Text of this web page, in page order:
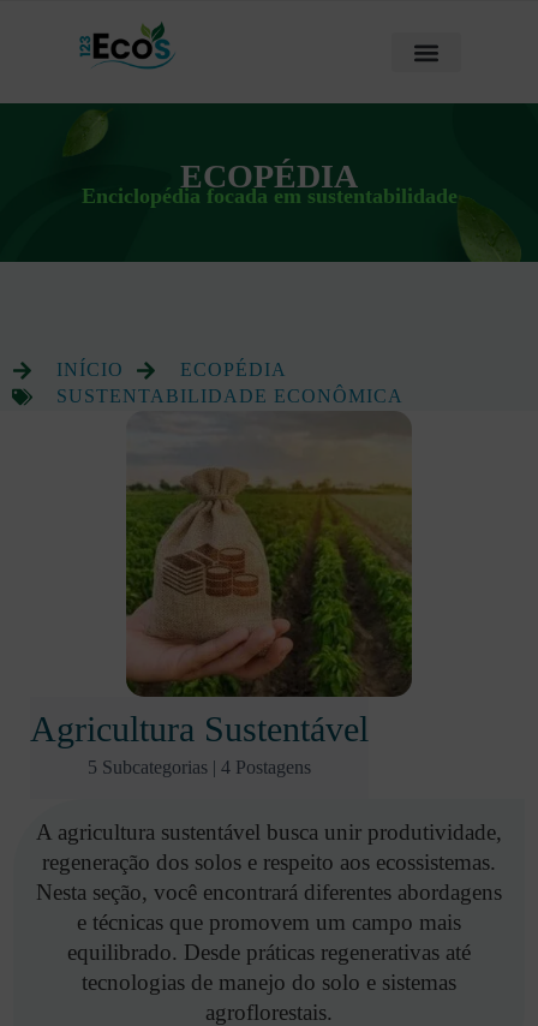
ECOPÉDIA
Enciclopédia focada em sustentabilidade
INÍCIO
ECOPÉDIA
SUSTENTABILIDADE ECONÔMICA
Agricultura Sustentável
5 Subcategorias | 4 Postagens
A agricultura sustentável busca unir produtividade,
regeneração dos solos e respeito aos ecossistemas.
Nesta seção, você encontrará diferentes abordagens
e técnicas que promovem um campo mais
equilibrado. Desde práticas regenerativas até
tecnologias de manejo do solo e sistemas
agroflorestais.